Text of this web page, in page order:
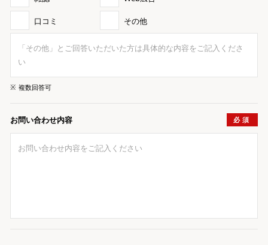
口コミ その他
※ 複数回答可
お問い合わせ内容